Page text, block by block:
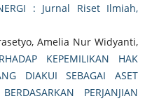
: Jurnal Riset Ilmiah,
Amelia Nur Widyanti,
KEPEMILIKAN HAK
DIAKUI SEBAGAI ASET
PERJANJIAN